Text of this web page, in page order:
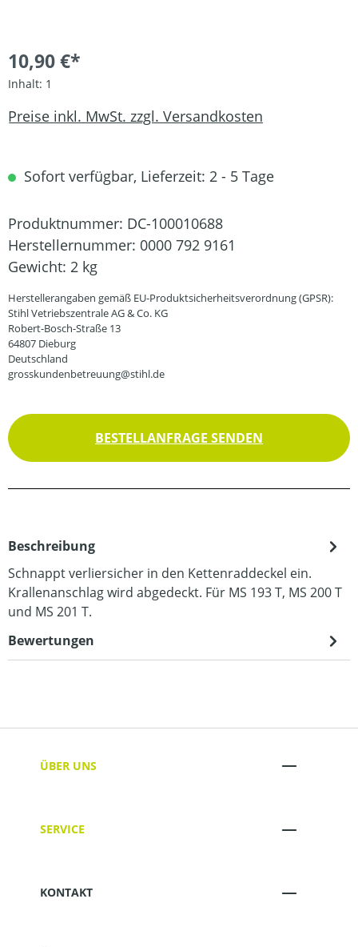
10,90 €*
Inhalt: 1
Preise inkl. MwSt. zzgl. Versandkosten
Sofort verfügbar, Lieferzeit: 2 - 5 Tage
Produktnummer: DC-100010688
Herstellernummer: 0000 792 9161
Gewicht: 2 kg
Herstellerangaben gemäß EU-Produktsicherheitsverordnung (GPSR):
Stihl Vetriebszentrale AG & Co. KG
Robert-Bosch-Straße 13
64807 Dieburg
Deutschland
grosskundenbetreuung@stihl.de
BESTELLANFRAGE SENDEN
Beschreibung
Schnappt verliersicher in den Kettenraddeckel ein.
Krallenanschlag wird abgedeckt. Für MS 193 T, MS 200 T
und MS 201 T.
Bewertungen
ÜBER UNS
SERVICE
KONTAKT